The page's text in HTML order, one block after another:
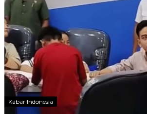
Kabar Indonesia